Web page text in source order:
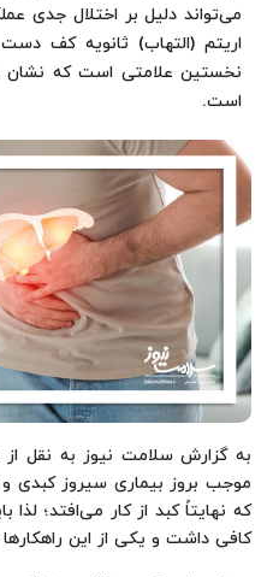
می‌تواند دلیل بر اختلال جدی
اریتم (التهاب) ثانویه کف
نخستین علامتی است که نشان
است.
به گزارش سلامت نیوز به نقل از
موجب بروز بیماری سیروز کبدی
که نهایتاً کبد از کار می‌افتد؛ لذا
کافی داشت و یکی از این